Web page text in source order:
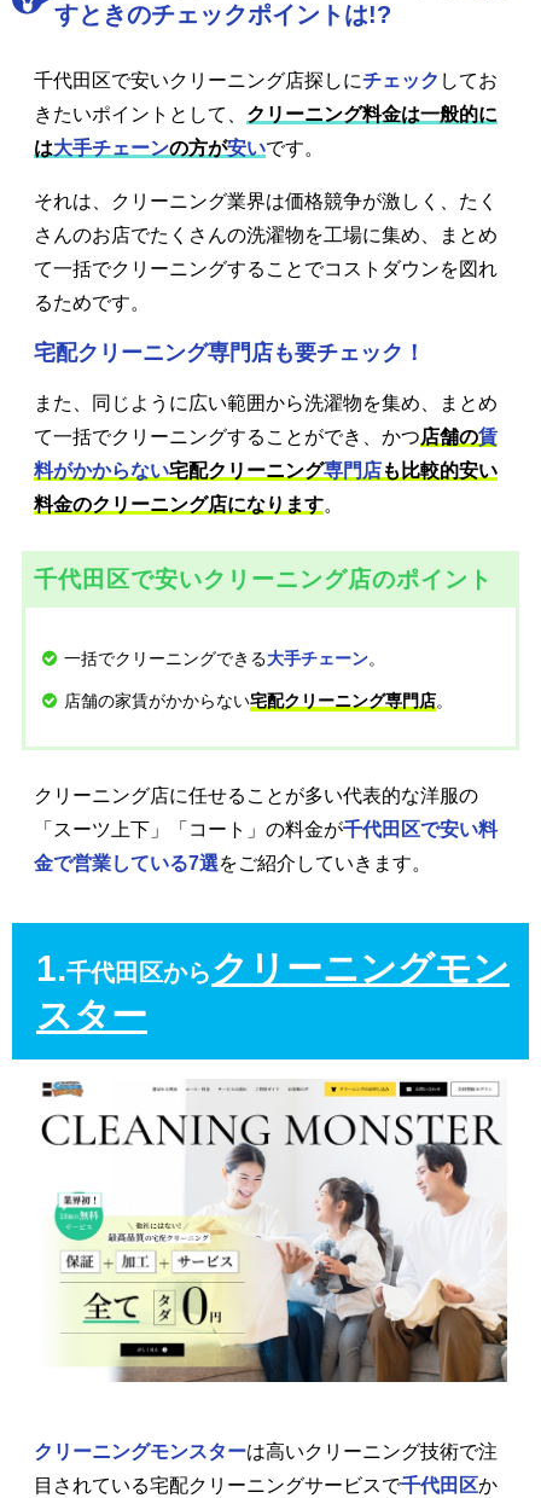
すときのチェックポイントは!?
千代田区で安いクリーニング店探しにチェック してお
きたいポイントとして、 クリーニング料金は一般的に
は大手チェーンの方が安いです。
それは、クリーニング業界は価格競争が激しく、たく
さんのお店でたくさんの洗濯物を工場に集め、まとめ
て一括でクリーニングすることでコストダウンを図れ
るためです。
宅配クリーニング専門店も要チェック！
また、同じように広い範囲から洗濯物を集め、まとめ
て一括でクリーニングすることができ、かつ店舗の賃
料がかからない宅配クリーニング専門店も比較的安い
料金のクリーニング店になります。
千代田区で安いクリーニング店のポイント
一括でクリーニングできる大手チェーン。
店舗の家賃がかからない宅配クリーニング専門店。
クリーニング店に任せることが多い代表的な洋服の
「スーツ上下」「コート」の料金が千代田区で安い料
金で営業している7選をご紹介していきます。
1.千代田区からクリーニングモン
スター
クリーニングモンスターは高いクリーニング技術で注
目されている宅配クリーニングサービスで千代田区か